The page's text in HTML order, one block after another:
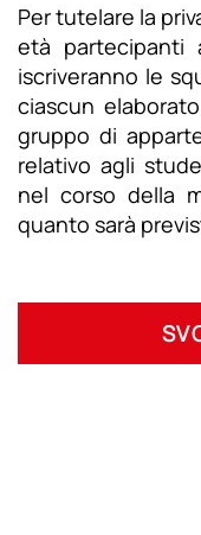
Per tutelare la
età partecipanti
iscriveranno le
ciascun
gruppo di
relativo agli
nel corso della
quanto sarà